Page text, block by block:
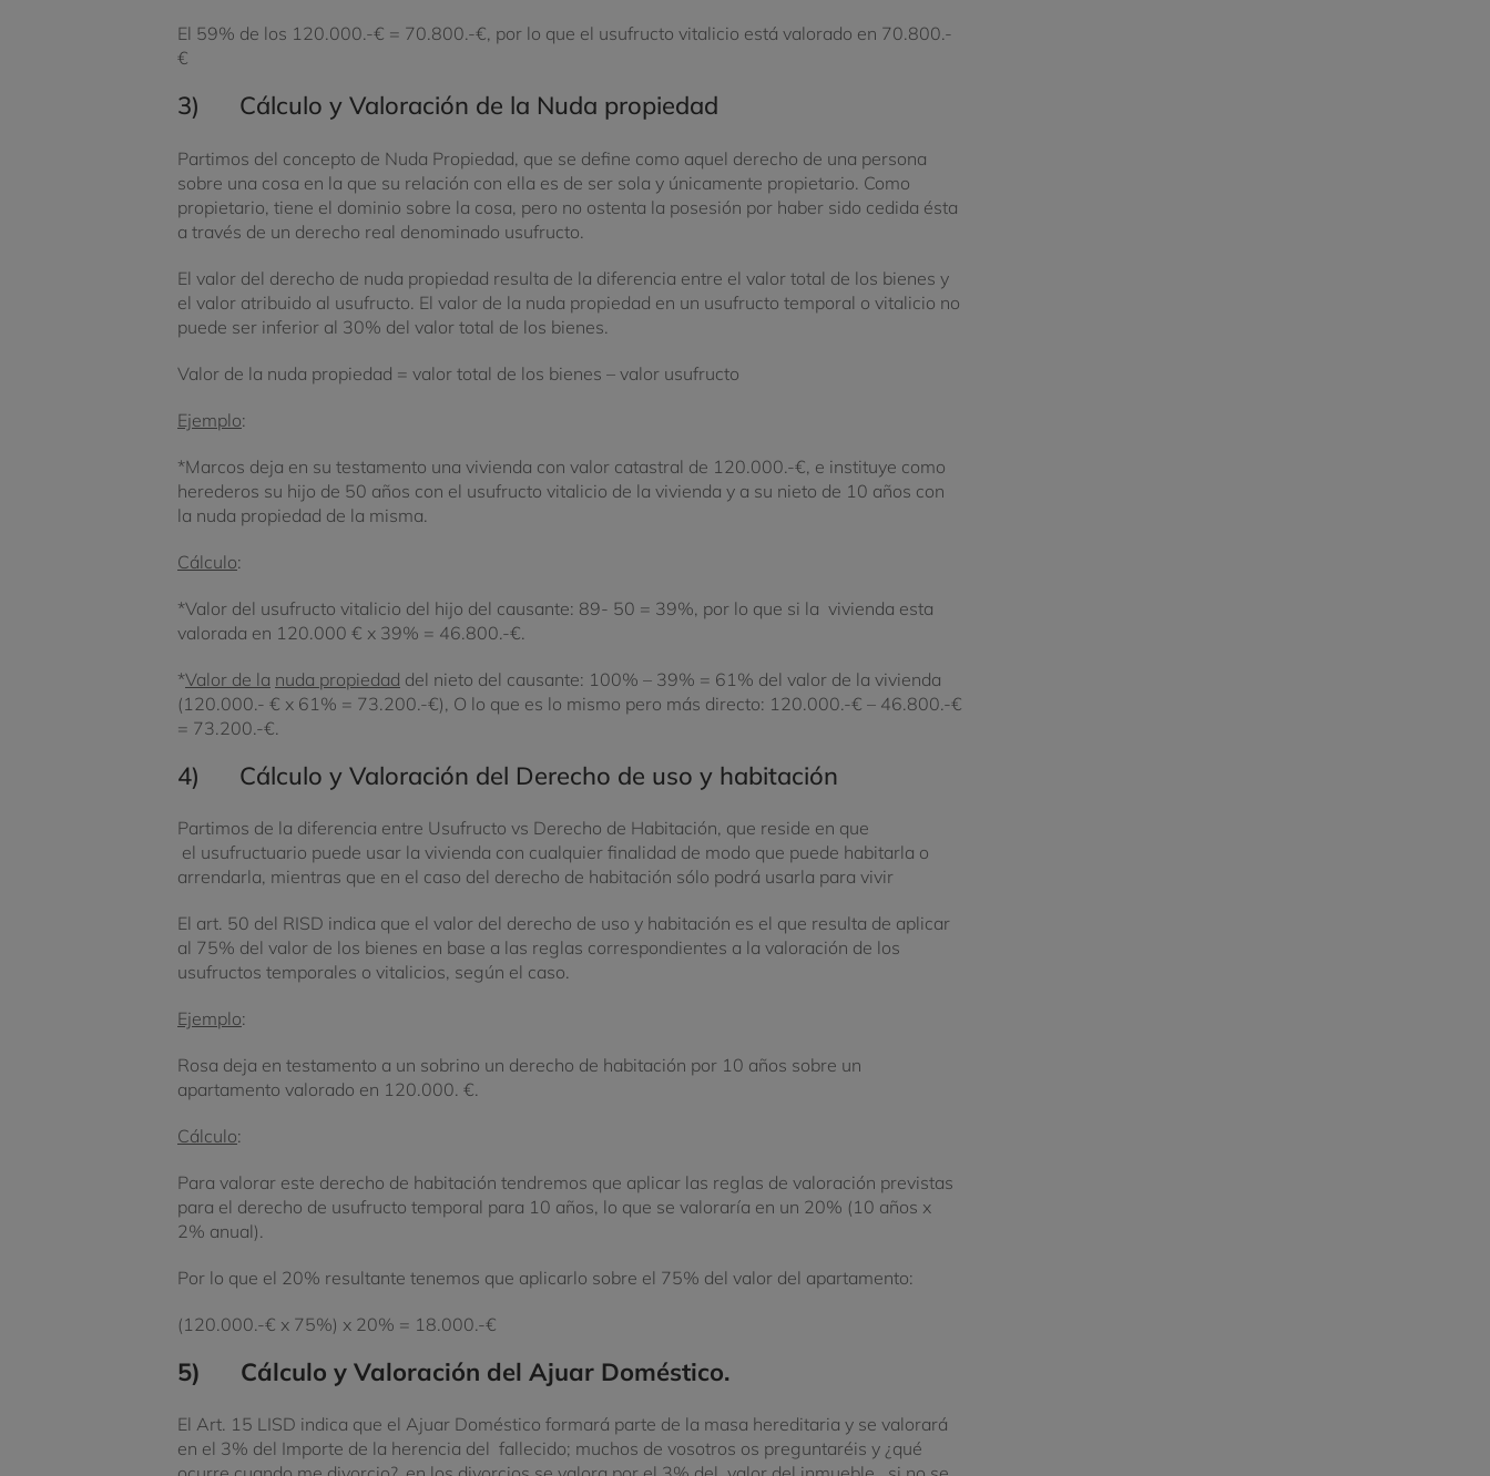
El 59% de los 120.000.-€ = 70.800.-€, por lo que el usufructo vitalicio está valorado en 70.800.-
€
3) Cálculo y Valoración de la Nuda propiedad
Partimos del concepto de Nuda Propiedad, que se define como aquel derecho de una persona
sobre una cosa en la que su relación con ella es de ser sola y únicamente propietario. Como
propietario, tiene el dominio sobre la cosa, pero no ostenta la posesión por haber sido cedida ésta
a través de un derecho real denominado usufructo.
El valor del derecho de nuda propiedad resulta de la diferencia entre el valor total de los bienes y
el valor atribuido al usufructo. El valor de la nuda propiedad en un usufructo temporal o vitalicio no
puede ser inferior al 30% del valor total de los bienes.
Valor de la nuda propiedad = valor total de los bienes – valor usufructo
Ejemplo:
*Marcos deja en su testamento una vivienda con valor catastral de 120.000.-€, e instituye como
herederos su hijo de 50 años con el usufructo vitalicio de la vivienda y a su nieto de 10 años con
la nuda propiedad de la misma.
Cálculo:
*Valor del usufructo vitalicio del hijo del causante: 89- 50 = 39%, por lo que si la vivienda esta
valorada en 120.000 € x 39% = 46.800.-€.
*Valor de la nuda propiedad del nieto del causante: 100% – 39% = 61% del valor de la vivienda
(120.000.- € x 61% = 73.200.-€), O lo que es lo mismo pero más directo: 120.000.-€ – 46.800.-€
= 73.200.-€.
4) Cálculo y Valoración del Derecho de uso y habitación
Partimos de la diferencia entre Usufructo vs Derecho de Habitación, que reside en que
el usufructuario puede usar la vivienda con cualquier finalidad de modo que puede habitarla o
arrendarla, mientras que en el caso del derecho de habitación sólo podrá usarla para vivir
El art. 50 del RISD indica que el valor del derecho de uso y habitación es el que resulta de aplicar
al 75% del valor de los bienes en base a las reglas correspondientes a la valoración de los
usufructos temporales o vitalicios, según el caso.
Ejemplo:
Rosa deja en testamento a un sobrino un derecho de habitación por 10 años sobre un
apartamento valorado en 120.000. €.
Cálculo:
Para valorar este derecho de habitación tendremos que aplicar las reglas de valoración previstas
para el derecho de usufructo temporal para 10 años, lo que se valoraría en un 20% (10 años x
2% anual).
Por lo que el 20% resultante tenemos que aplicarlo sobre el 75% del valor del apartamento:
(120.000.-€ x 75%) x 20% = 18.000.-€
5) Cálculo y Valoración del Ajuar Doméstico.
El Art. 15 LISD indica que el Ajuar Doméstico formará parte de la masa hereditaria y se valorará
en el 3% del Importe de la herencia del fallecido; muchos de vosotros os preguntaréis y ¿qué